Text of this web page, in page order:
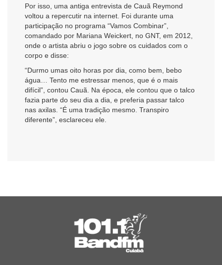
Por isso, uma antiga entrevista de Cauã Reymond
voltou a repercutir na internet. Foi durante uma
participação no programa “Vamos Combinar”,
comandado por Mariana Weickert, no GNT, em 2012,
onde o artista abriu o jogo sobre os cuidados com o
corpo e disse:
“Durmo umas oito horas por dia, como bem, bebo
água… Tento me estressar menos, que é o mais
difícil”, contou Cauã. Na época, ele contou que o talco
fazia parte do seu dia a dia, e preferia passar talco
nas axilas. “É uma tradição mesmo. Transpiro
diferente”, esclareceu ele.